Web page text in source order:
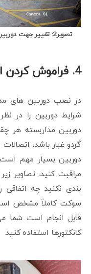
تصویر2: تغییر جهت دوربین برای استفاده بهینه از زاویه دید دوربین
4. فراموش کردن
در نصب دوربین های
شرایط دوربین را در
دوربین مداربسته هر
گردو غبار باشد،
دوربین بسیار مهم است
مراقبت کنید. تصاویر
بندی نکنید چه
سوکت کاملاً مشخص
قابل انجام است شما
کانکتورها استفاده کنید.